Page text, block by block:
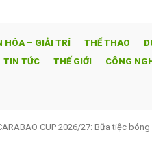
HÓA – GIẢI TRÍ THỂ THAO
TIN TỨC THẾ GIỚI CÔNG
Tiêu: Nơi mỗi cư dân đều mang